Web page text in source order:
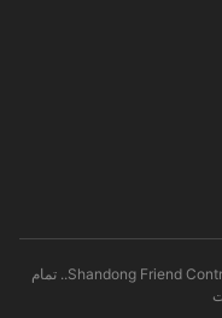
حقوق چاپ © 2026-2026 Shandong Friend Control System Co., Ltd.. تمام